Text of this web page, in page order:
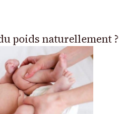
poids naturellement ?